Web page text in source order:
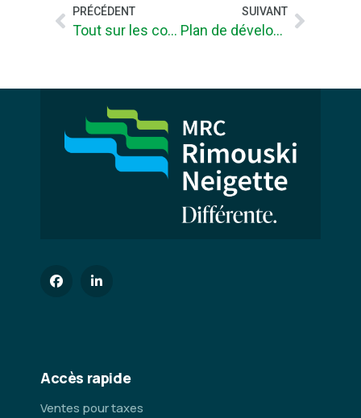
PRÉCÉDENT
Tout sur les coûts de traitement des matières recyclables
SUIVANT
Plan de développement de la zone agricole
Accès rapide
Ventes pour taxes